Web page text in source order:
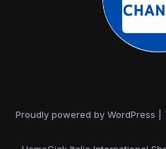
Proudly powered by WordPress